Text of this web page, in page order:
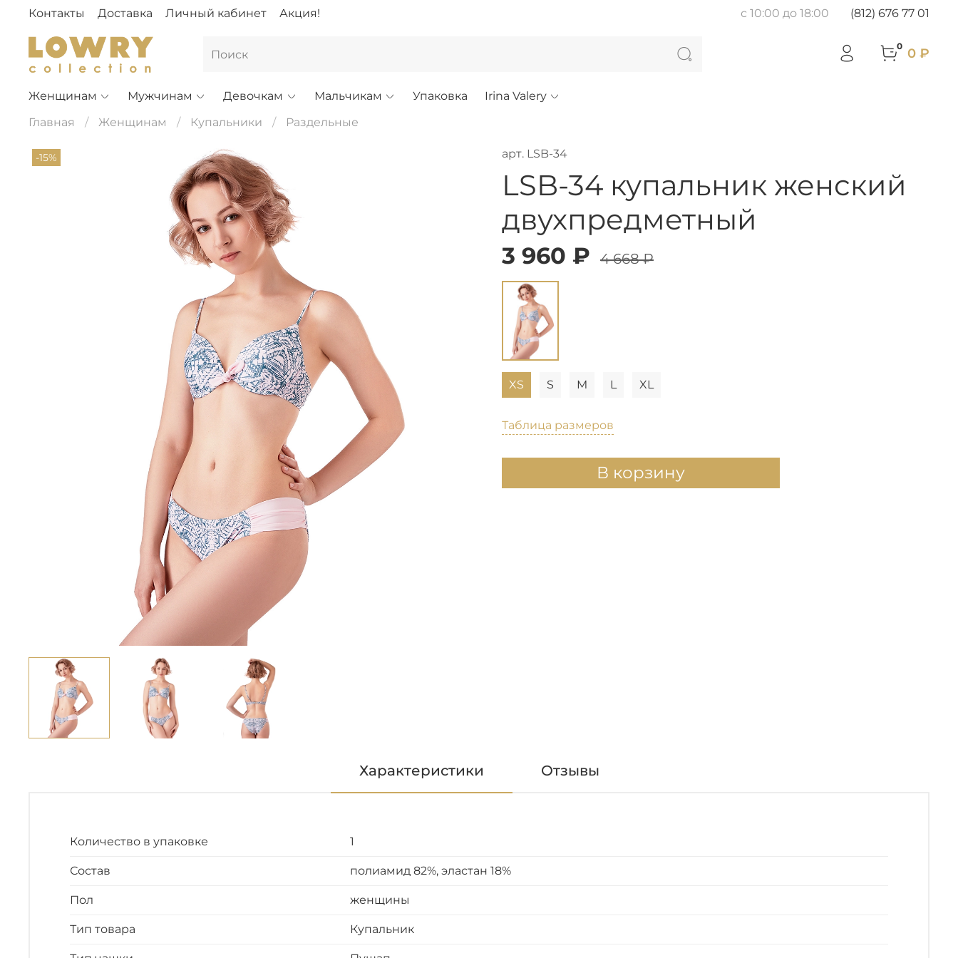
Контакты Доставка Личный кабинет Акция! с 10:00 до 18:00 (812) 676 77 01
0 0 ₽
Женщинам Мужчинам Девочкам Мальчикам Упаковка
Irina Valery
Главная
Женщинам Купальники Раздельные
-15% арт. LSB-34
LSB-34 купальник женский
двухпредметный
3 960 ₽ 4 668 ₽
Таблица размеров
В корзину
XS S M L XL
Характеристики Отзывы
Количество в упаковке 1
Состав полиамид 82%, эластан 18%
Пол женщины
Тип товара Купальник